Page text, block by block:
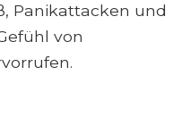
Panikattacken und
von